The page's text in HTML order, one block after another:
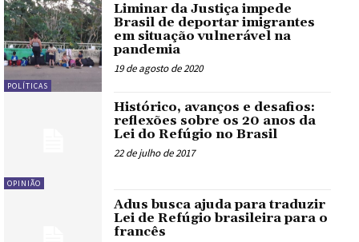
POLÍTICAS
Liminar da Justiça impede
Brasil de deportar imigrantes
em situação vulnerável na
pandemia
19 de agosto de 2020
OPINIÃO
Histórico, avanços e desafios:
reflexões sobre os 20 anos da
Lei do Refúgio no Brasil
22 de julho de 2017
Adus busca ajuda para traduzir
Lei de Refúgio brasileira para o
francês